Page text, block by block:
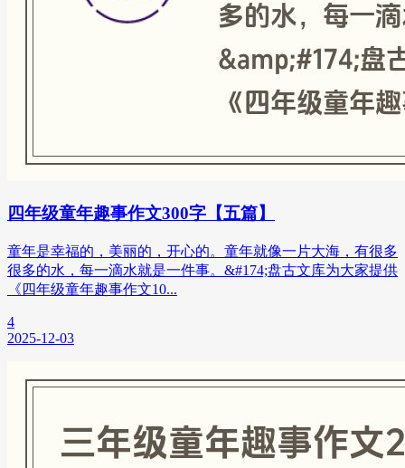
四年级童年趣事作文300字【五篇】
童年是幸福的，美丽的，开心的。童年就像一片大海，有很多
很多的水，每一滴水就是一件事。&#174;盘古文库为大家提供
《四年级童年趣事作文10...
4
2025-12-03